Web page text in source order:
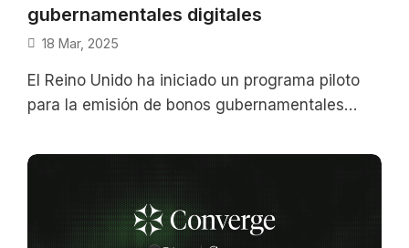
gubernamentales digitales
18 Mar, 2025
El Reino Unido ha iniciado un programa piloto
para la emisión de bonos gubernamentales
distribuido